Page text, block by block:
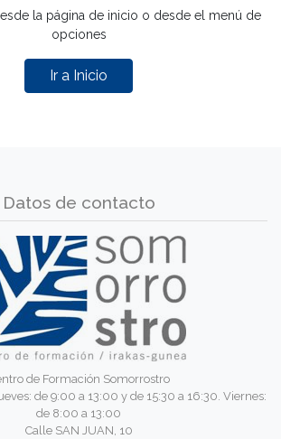
la página de inicio o desde el menú de
opciones
Ir a Inicio
Datos de contacto
de Formación Somorrostro
de 9:00 a 13:00 y de 15:30 a 16:30. Viernes:
de 8:00 a 13:00
Calle SAN JUAN, 10